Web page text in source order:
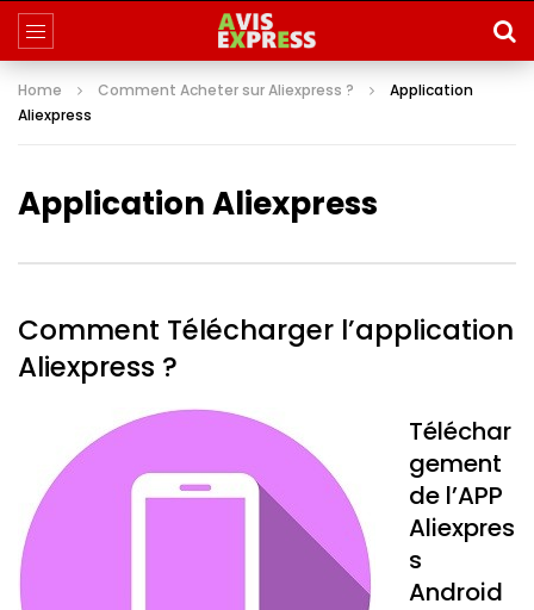
Home Comment Acheter sur Aliexpress ?
Application
Aliexpress
Application Aliexpress
Comment Télécharger l’application
Aliexpress ?
Téléchar
gement
de l’APP
Aliexpres
s
Android